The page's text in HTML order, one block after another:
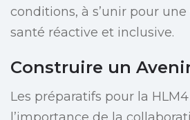
conditions, à s’unir pour
santé réactive et inclusive.
Construire un
Les préparatifs pour la